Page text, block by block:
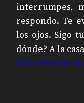
interrumpes,
respondo. Te
los ojos. Sigo
dónde? A la
27 de febrero